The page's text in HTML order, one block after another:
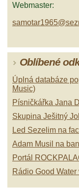
Webmaster:
Oblíbené
Úplná databáze
Music)
Písničkářka Jana
Skupina Ješitný
Led Sezelim na
Adam Musil na
Portál
Rádio Good